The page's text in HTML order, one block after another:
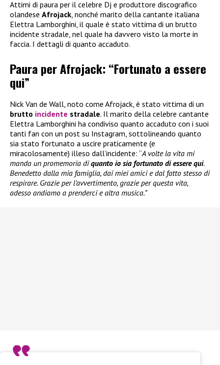
Attimi di paura per il celebre Dj e produttore discografico
olandese Afrojack , nonché marito della cantante italiana
Elettra Lamborghini, il quale è stato vittima di un brutto
incidente stradale, nel quale ha davvero visto la morte in
faccia. I dettagli di quanto accaduto.
Paura per Afrojack: “Fortunato a essere
qui”
Nick Van de Wall, noto come Afrojack, è stato vittima di un
brutto incidente stradale. Il marito della celebre cantante
Elettra Lamborghini ha condiviso quanto accaduto con i suoi
tanti fan con un post su Instagram, sottolineando quanto
sia stato fortunato a uscire praticamente (e
miracolosamente) illeso dall’incidente: “A volte la vita mi
manda un promemoria diquanto io sia fortunato di essere qui.
Benedetto dalla mia famiglia, dai miei amici e dal fatto stesso di
respirare. Grazie per l’avvertimento, grazie per questa vita,
adesso andiamo a prenderci e altra musica.”